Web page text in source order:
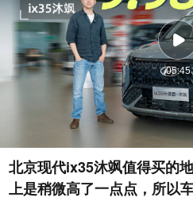
05:45
北京现代ix35沐飒值得买的
上是稍微高了一点点，所以